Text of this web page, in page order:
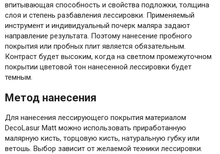
впитывающая способность и свойства подложки, толщина
слоя и степень разбавления лессировки. Применяемый
инструмент и индивидуальный почерк маляра задают
направление результата. Поэтому нанесение пробного
покрытия или пробных плит является обязательным.
Контраст будет высоким, когда на светлом промежуточном
покрытии цветовой тон нанесенной лессировки будет
темным.
Метод нанесения
Для нанесения лессирующего покрытия материалом
DecoLasur Мatt можно использовать приработанную
малярную кисть, торцовую кисть, натуральную губку или
ветошь. Выбор зависит от желаемой техники лессировки.